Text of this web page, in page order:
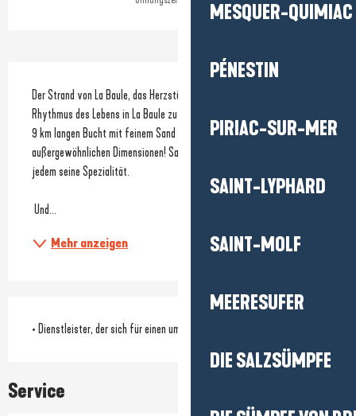
MESQUER-QUIMIAC
PÉNESTIN
PIRIAC-SUR-MER
SAINT-LYPHARD
SAINT-MOLF
MEERESUFER
DIE SALZSÜMPFE
Beschreibung
Der Strand von La Baule, das Herzstück des Ferienortes, bestimmt den
Rhythmus des Lebens in La Baule zu allen Jahreszeiten! Im Zentrum einer
9 km langen Bucht mit feinem Sand bietet er einen Spielplatz von
außergewöhnlichen Dimensionen! Sandburgen, Schwimmen, Müßiggang,
jedem seine Spezialität.
Und...
Mehr anzeigen
• Dienstleister, der sich für einen umweltfreundlichen Ansatz einsetzt
Service